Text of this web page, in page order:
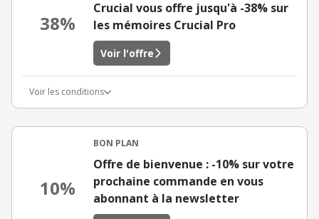
38%
Crucial vous offre jusqu'à -38% sur
les mémoires Crucial Pro
Voir l'offre
Voir les conditions
10%
BON PLAN
Offre de bienvenue : -10% sur votre
prochaine commande en vous
abonnant à la newsletter